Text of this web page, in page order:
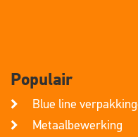
Populair
Blue line
Metaalbewerking